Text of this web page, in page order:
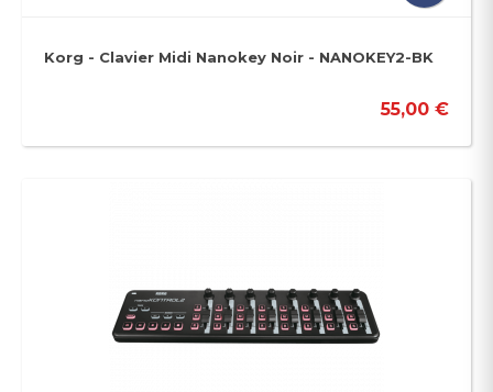
Korg - Clavier Midi Nanokey Noir - NANOKEY2-BK
55,00 €